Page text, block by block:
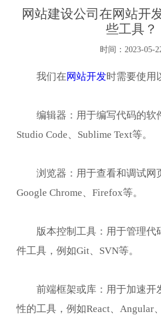
网站建设公司在网站开
些工具？
时间：2023-05-
我们在网站开发时需要使用
编辑器：用于编写代码的软
Studio Code、Sublime Text等。
浏览器：用于查看和调试网
Google Chrome、Firefox等。
版本控制工具：用于管理代
件工具，例如Git、SVN等。
前端框架或库：用于加速开
性的工具，例如React、Angular